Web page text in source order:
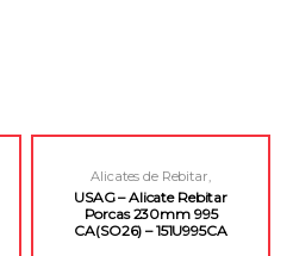
Alicates de Rebitar
Ferramentas ,Ferramentas de
Fixação
USAG – Alicate Rebitar
Porcas 230mm 995
CA(SO26) – 151U995CA